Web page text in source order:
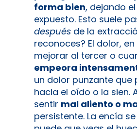
forma bien, dejando
expuesto. Esto suele
después de la
reconoces? El dolor,
mejorar al tercer o
empeora
un dolor punzante que
hacia el oído o la sien.
sentir mal aliento o
persistente. La encía